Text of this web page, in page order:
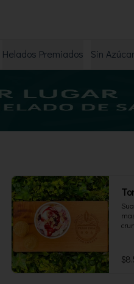
Helados Premiados Sin Azúcar